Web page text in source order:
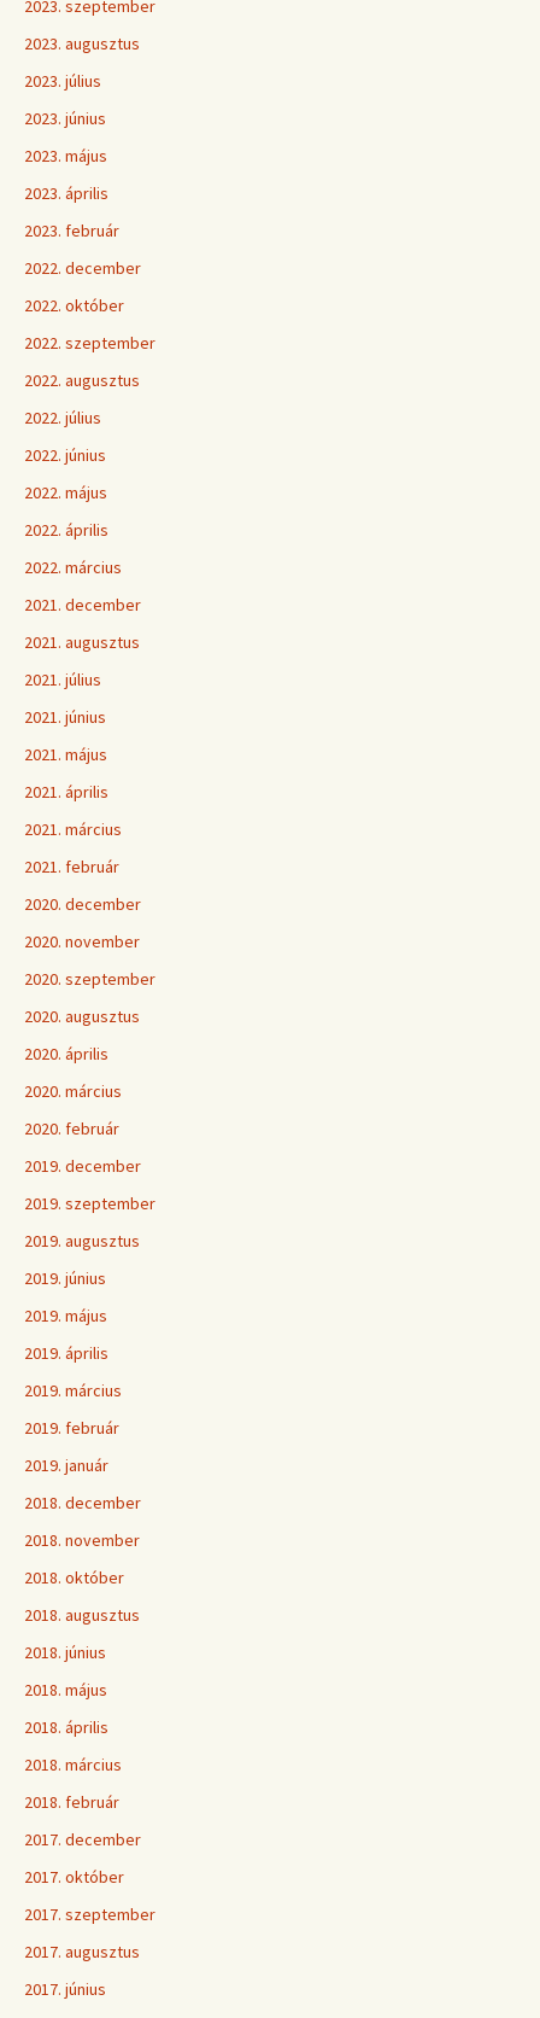
2023. szeptember
2023. augusztus
2023. július
2023. június
2023. május
2023. április
2023. február
2022. december
2022. október
2022. szeptember
2022. augusztus
2022. július
2022. június
2022. május
2022. április
2022. március
2021. december
2021. augusztus
2021. július
2021. június
2021. május
2021. április
2021. március
2021. február
2020. december
2020. november
2020. szeptember
2020. augusztus
2020. április
2020. március
2020. február
2019. december
2019. szeptember
2019. augusztus
2019. június
2019. május
2019. április
2019. március
2019. február
2019. január
2018. december
2018. november
2018. október
2018. augusztus
2018. június
2018. május
2018. április
2018. március
2018. február
2017. december
2017. október
2017. szeptember
2017. augusztus
2017. június